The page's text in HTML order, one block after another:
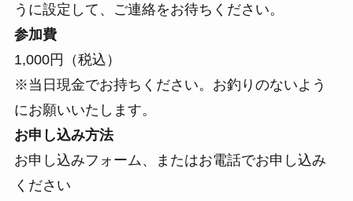
うに設定して、ご連絡をお待ちください。
参加費
1,000円（税込）
※当日現金でお持ちください。お釣りのないよう
にお願いいたします。
お申し込み方法
お申し込みフォーム、またはお電話でお申し込み
ください